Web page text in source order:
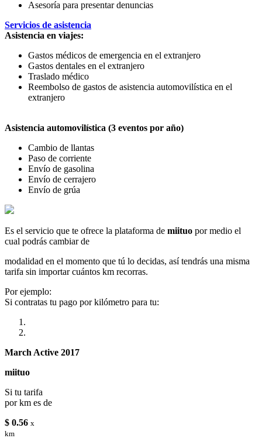
Asesoría para presentar denuncias
Servicios de asistencia
Asistencia en viajes:
Gastos médicos de emergencia en el extranjero
Gastos dentales en el extranjero
Traslado médico
Reembolso de gastos de asistencia automovilística en el
extranjero
Asistencia automovilística (3 eventos por año)
Cambio de llantas
Paso de corriente
Envío de gasolina
Envío de cerrajero
Envío de grúa
Es el servicio que te ofrece la plataforma de miituo por medio el
cual podrás cambiar de
modalidad en el momento que tú lo decidas, así tendrás una misma
tarifa sin importar cuántos km recorras.
Por ejemplo:
Si contratas tu pago por kilómetro para tu:
March Active 2017
miituo
Si tu tarifa
por km es de
$ 0.56 x
km